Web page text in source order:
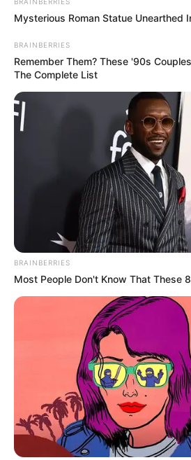
Mysterious Roman Statue Unearthed
BRAINBERRIES
Remember Them? These '90s
The Complete List
BRAINBERRIES
Most People Don't Know That These